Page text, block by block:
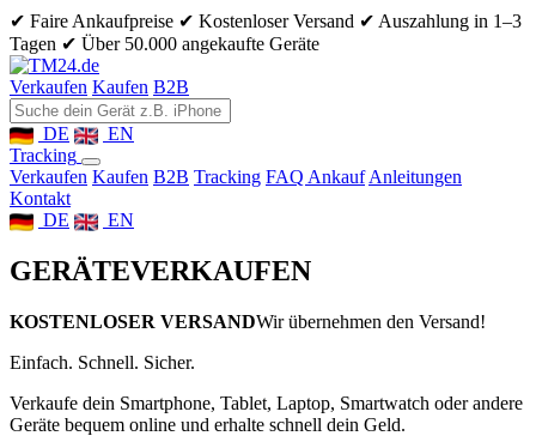
✔ Faire Ankaufpreise ✔ Kostenloser Versand ✔ Auszahlung in 1–3
Tagen ✔ Über 50.000 angekaufte Geräte
Verkaufen Kaufen B2B
DE
EN
Tracking
Verkaufen Kaufen B2B Tracking FAQ Ankauf Anleitungen
Kontakt
DE
EN
GERÄTEVERKAUFEN
KOSTENLOSER VERSANDWir übernehmen den Versand!
Einfach. Schnell. Sicher.
Verkaufe dein Smartphone, Tablet, Laptop, Smartwatch oder andere
Geräte bequem online und erhalte schnell dein Geld.